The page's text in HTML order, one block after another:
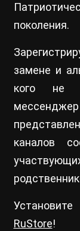
поколения.
замене и
кого не
каналов
RuStore!